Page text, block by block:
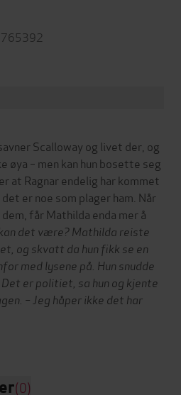
Scalloway og livet der, og
øya – men kan hun bosette seg
at Ragnar endelig har kommet
er noe som plager ham. Når
får Mathilda enda mer å
det være? Mathilda reiste
og skvatt da hun fikk se en
med lysene på. Hun snudde
er politiet, sa hun og kjente
– Jeg håper ikke det har
(0)